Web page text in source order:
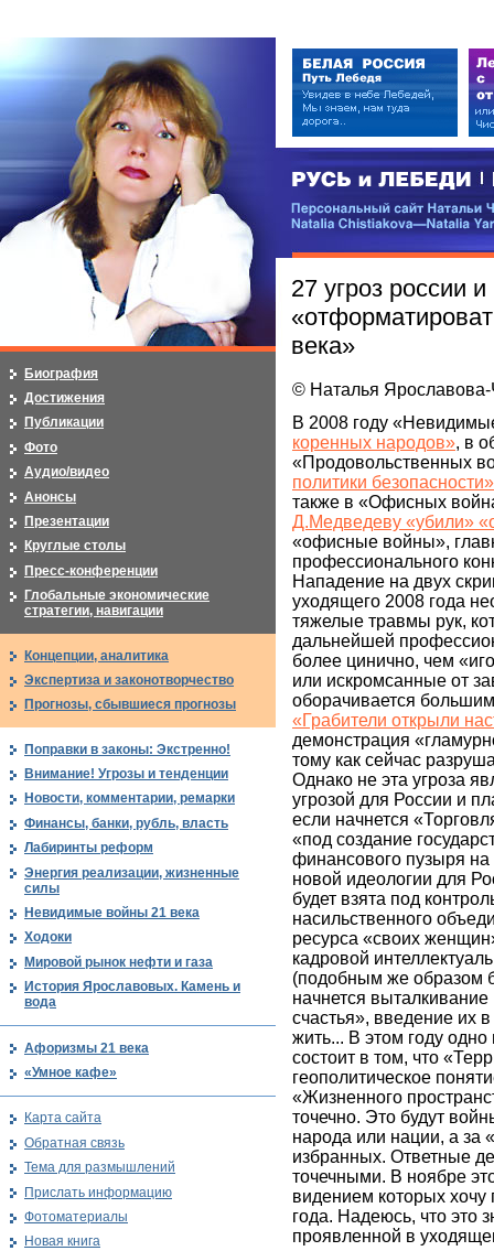
РУСЬ и ЛЕБЕДИ | RUSI —
Персональный сайт Натальи
27 угроз россии
века»
© Наталья Ярославова-
В 2008 году
коренных народов», в
«Продовольственных
политики безопасности»
также в «Офисных
Д.Медведеву «убили»
«офисные войны»,
профессионального
Нападение на двух
уходящего 2008 года
тяжелые травмы рук,
дальнейшей
более цинично, чем
или искромсанные от
оборачивается
«Грабители открыли
демонстрация
тому как сейчас
Однако не эта угроза
угрозой для России и
если начнется
«под создание
финансового пузыря
новой идеологии для
будет взята под
насильственного
ресурса «своих
кадровой
(подобным же образом
начнется
счастья», введение их
жить... В этом году
состоит в том, что
геополитическое
«Жизненного
точечно. Это будут
народа или нации, а за
избранных. Ответные
точечными. В ноябре
видением которых
года. Надеюсь, что это
проявленной в
Биография
Достижения
Публикации
Фото
Аудио/видео
Анонсы
Презентации
Круглые столы
Пресс-конференции
Глобальные экономические
стратегии, навигации
Концепции, аналитика
Экспертиза и законотворчество
Прогнозы, сбывшиеся прогнозы
Поправки в законы: Экстренно!
Внимание! Угрозы и тенденции
Новости, комментарии, ремарки
Финансы, банки, рубль, власть
Лабиринты реформ
Энергия реализации, жизненные
силы
Невидимые войны 21 века
Ходоки
Мировой рынок нефти и газа
История Ярославовых. Камень и
вода
Афоризмы 21 века
«Умное кафе»
Карта сайта
Обратная связь
Тема для размышлений
Прислать информацию
Фотоматериалы
Новая книга